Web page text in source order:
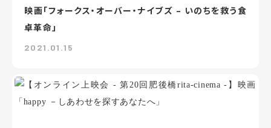
映画「フォークス・オーバー・ナイブズ – いのちを救う食
卓革命」
2021.01.15